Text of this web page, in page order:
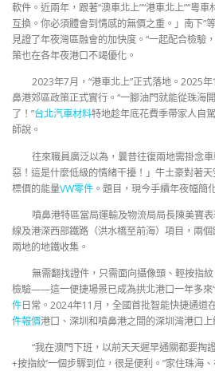
軟件。近兩年，跟著“澳車北上”“港車北上”“粵
互換。你必須體會到情感的無價之重。」南下”
見證了年夜灣區融會的加快度。“一起配合檢驗
策也在各年夜港口不竭優化。
2023年7月，“港車北上”正式落地。2025
鼻港郊區政策正式實行。“一腳油門就能從珠海
了！”台北汽車材料特地趁年底花費季帶家人自
師說。
往來職員廣泛以為，曩昔往復兩地需掛念
惡！這是什麼低級的情緒干擾！」牛土豪對著
標價的能量VW零件 。題目，現今手續年夜幅簡
噴鼻港特區當局運輸及物流局局長陳美寶
線及港深西部鐵路（洪水橋至前海）項目，兩
兩地的地鐵收集。
無需翻找證件，只需面向攝像頭、輕按指
檢驗——這一便捷場景已成為拱北港口一年多來
件日常。2024年11月，全國首批智能快捷通道
件報價港口、深圳和噴鼻港之間的深圳灣港口上
“我在澳門下班，以前天天遲早通關都要掏
+按指紋’一個步驟到位，很是便利。”家住珠海